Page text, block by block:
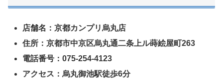
店舗名：京都カンプリ烏丸店
住所：京都市中京区烏丸通二条上ル蒔絵屋町263
電話番号：075-254-4123
アクセス：烏丸御池駅徒歩6分